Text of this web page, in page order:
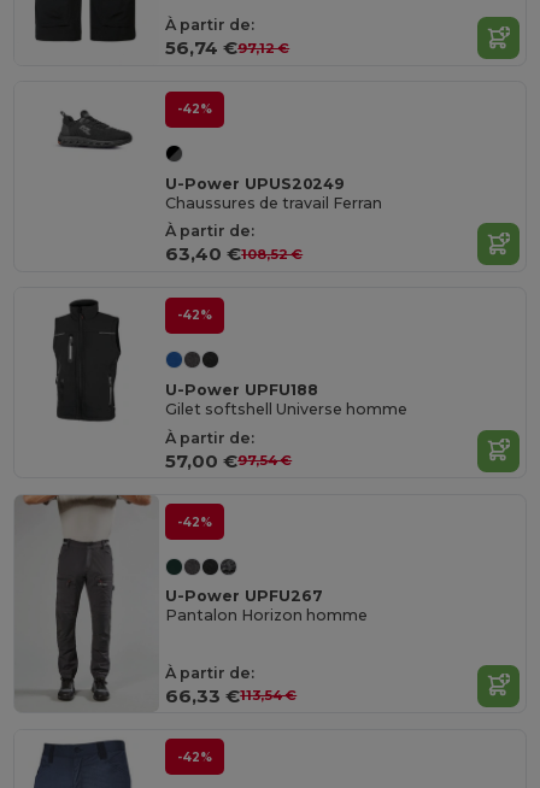
À partir de:
56,74 €97,12 €
-42%
U-Power UPUS20249
Chaussures de travail Ferran
À partir de:
63,40 €108,52 €
-42%
U-Power UPFU188
Gilet softshell Universe homme
À partir de:
57,00 €97,54 €
-42%
U-Power UPFU267
Pantalon Horizon homme
À partir de:
66,33 €113,54 €
-42%